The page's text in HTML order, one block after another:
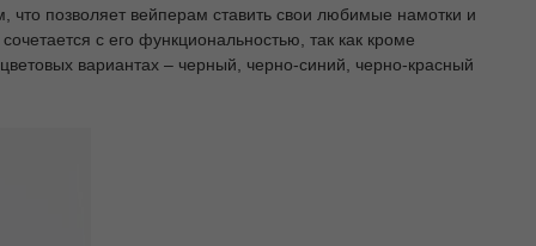
что позволяет вейперам ставить свои любимые намотки и
с его функциональностью, так как кроме
вариантах – черный, черно-синий, черно-красный